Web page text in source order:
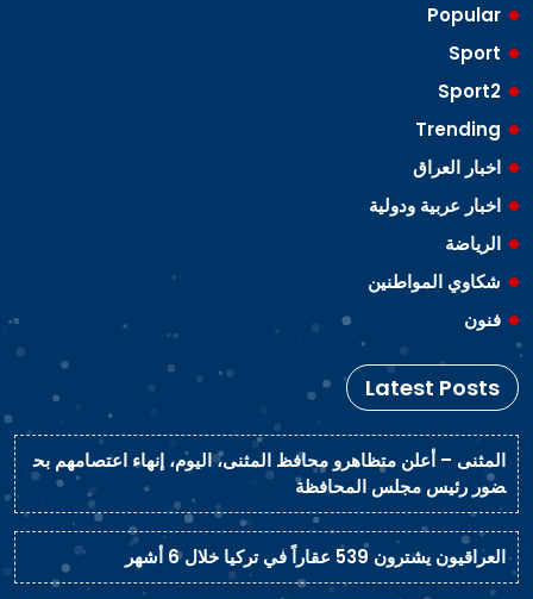
Popular
Sport
Sport2
Trending
اخبار العراق
اخبار عربية ودولية
الرياضة
شكاوي المواطنين
فنون
Latest Posts
المثنى – أعلن متظاهرو محافظ المثنى، اليوم، إنهاء اعتصامهم بح
ضور رئيس مجلس المحافظة
العراقيون يشترون 539 عقاراً في تركيا خلال 6 أشهر